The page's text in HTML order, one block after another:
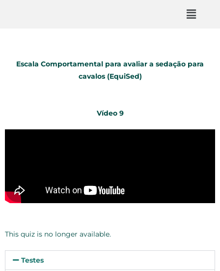
Escala Comportamental para avaliar a sedação para
cavalos (EquiSed)
Vídeo 9
This quiz is no longer available.
Testes